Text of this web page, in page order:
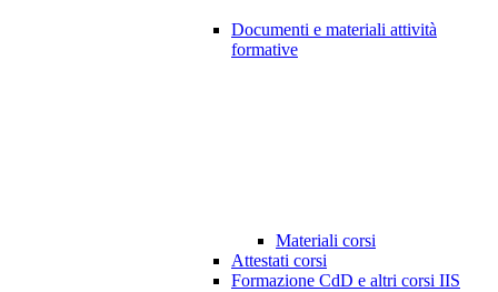
Documenti e materiali attività
formative
Materiali corsi
Attestati corsi
Formazione CdD e altri corsi IIS